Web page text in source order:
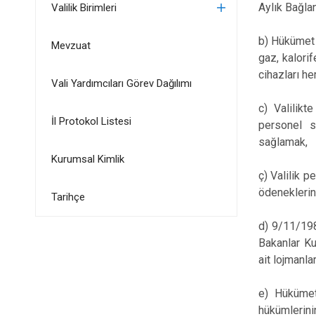
Valilik Birimleri
Mevzuat
Vali Yardımcıları Görev Dağılımı
İl Protokol Listesi
Kurumsal Kimlik
Tarihçe
Aylık
b) Hükümet
gaz,
cihazları
c) Valilikte
personel
sağlamak,
ç) Valilik
d) 9/11/
Bakanlar
ait
e)